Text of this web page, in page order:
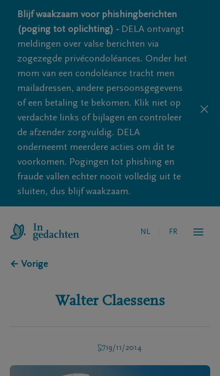
Blijf waakzaam voor phishingberichten
(poging tot oplichting) - DELA ontvangt
meldingen over valse berichten via
zogezegde privécondoléances. Onder het
mom van een condoléance tracht men
mailadressen, andere persoonsgegevens
of een betaling te bekomen. Klik niet op
verdachte links of bijlagen en controleer
de afzender zorgvuldig. DELA
onderneemt meerdere acties om dit te
voorkomen. Pogingen tot phishing en
fraude vallen echter nooit volledig uit te
sluiten, dus blijf waakzaam.
NL FR
← Vorige
Walter Claessens
19/11/2014